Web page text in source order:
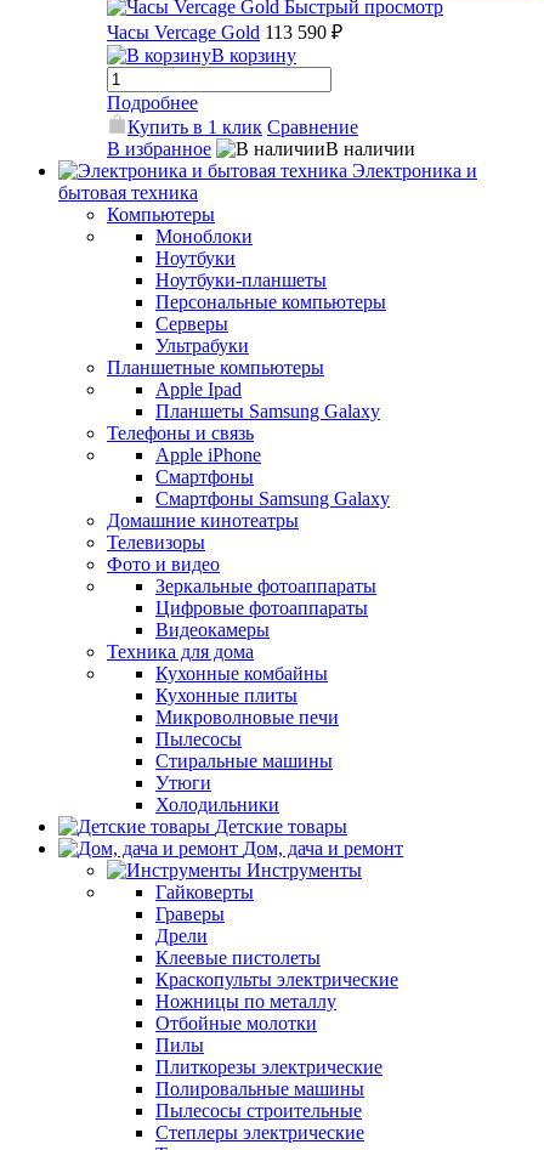
Быстрый просмотр
Часы Vercage Gold 113 590 ₽
В корзину
Подробнее
Купить в 1 клик Сравнение
В избранное
В наличии
Электроника и
бытовая техника
Компьютеры
Моноблоки
Ноутбуки
Ноутбуки-планшеты
Персональные компьютеры
Серверы
Ультрабуки
Планшетные компьютеры
Apple Ipad
Планшеты Samsung Galaxy
Телефоны и связь
Apple iPhone
Смартфоны
Смартфоны Samsung Galaxy
Домашние кинотеатры
Телевизоры
Фото и видео
Зеркальные фотоаппараты
Цифровые фотоаппараты
Видеокамеры
Техника для дома
Кухонные комбайны
Кухонные плиты
Микроволновые печи
Пылесосы
Стиральные машины
Утюги
Холодильники
Детские товары
Дом, дача и ремонт
Инструменты
Гайковерты
Граверы
Дрели
Клеевые пистолеты
Краскопульты электрические
Ножницы по металлу
Отбойные молотки
Пилы
Плиткорезы электрические
Полировальные машины
Пылесосы строительные
Степлеры электрические